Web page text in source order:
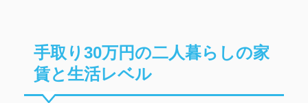
手取り30万円の二人暮らしの家
賃と生活レベル